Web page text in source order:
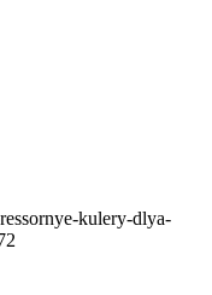
kulery-dlya-